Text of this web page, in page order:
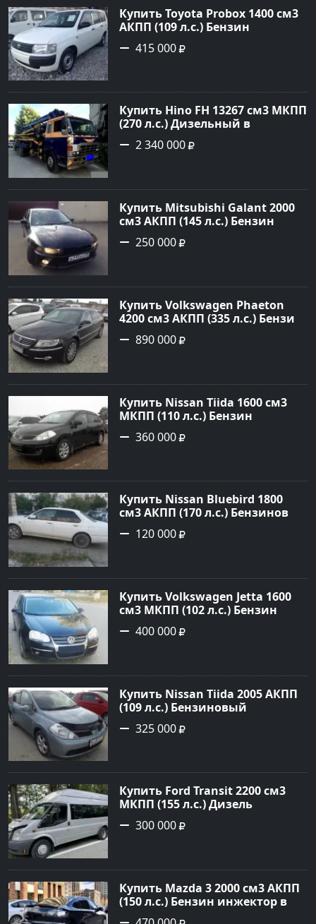
Купить Toyota Probox 1400 см3
АКПП (109 л.с.) Бензин
инжектор в Новороссийск:
цвет белый Универсал 2010
Авторынок23
415 000
Купить Hino FH 13267 см3 МКПП
(270 л.с.) Дизельный в
г.Краснодар: цвет Синий
Грузовые шасси 1992 года по
Авторынок23
2 340 000
Купить Mitsubishi Galant 2000
см3 АКПП (145 л.с.) Бензин
инжектор в Краснодар: цвет
черный Седан 2000 года по
Авторынок23
250 000
Купить Volkswagen Phaeton
4200 см3 АКПП (335 л.с.) Бензин
инжектор в Новороссийск:
цвет черный металлик Седан
сайте Авторынок23
890 000
Купить Nissan Tiida 1600 см3
МКПП (110 л.с.) Бензин
инжектор в Армавир: цвет
черный Хетчбэк 2008 года по
Авторынок23
360 000
Купить Nissan Bluebird 1800
см3 АКПП (170 л.с.) Бензиновый
в Новороссийск: цвет Белый
Седан 1996 года по цене 120000
120 000
Купить Volkswagen Jetta 1600
см3 МКПП (102 л.с.) Бензин
инжектор в Краснодар: цвет
черный Седан 2010 года по
Авторынок23
400 000
Купить Nissan Tiida 2005 АКПП
(109 л.с.) Бензиновый
Новороссийск цвет голубой
металик Хетчбэк 2005 года по
Авторынок23
325 000
Купить Ford Transit 2200 см3
МКПП (155 л.с.) Дизель
турбонаддув в Тбилисская :
цвет Серебряный Фургон 2014
Авторынок23
300 000
Купить Mazda 3 2000 см3 АКПП
(150 л.с.) Бензин инжектор в
Геленджик : цвет Чёрный